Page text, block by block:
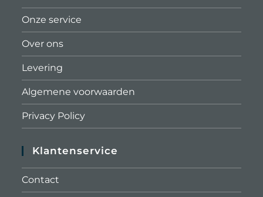
Onze service
Over ons
Levering
Algemene voorwaarden
Privacy Policy
Klantenservice
Contact